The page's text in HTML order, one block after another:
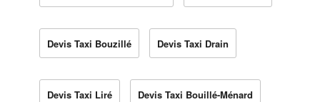
Devis Taxi Bouzillé Devis Taxi Drain
Devis Taxi Liré Devis Taxi Bouillé-Ménard